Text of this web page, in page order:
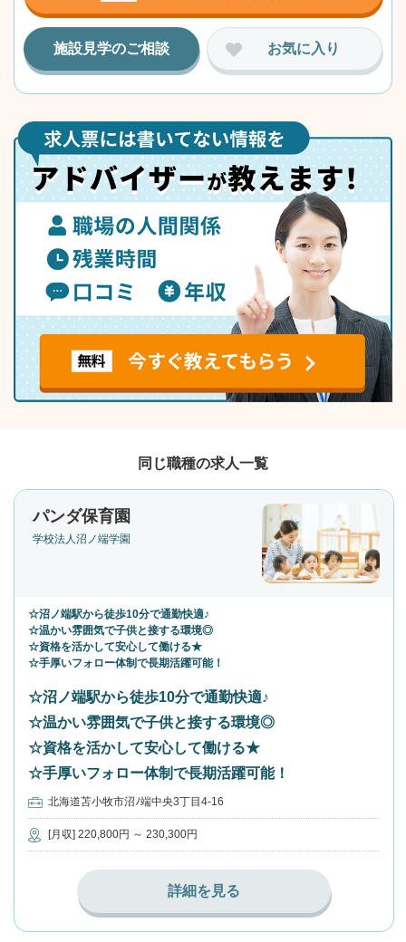
施設見学のご相談 お気に入り
同じ職種の求人一覧
パンダ保育園
学校法人沼ノ端学園
☆沼ノ端駅から徒歩10分で通勤快適♪
☆温かい雰囲気で子供と接する環境◎
☆資格を活かして安心して働ける★
☆手厚いフォロー体制で長期活躍可能！
☆沼ノ端駅から徒歩10分で通勤快適♪
☆温かい雰囲気で子供と接する環境◎
☆資格を活かして安心して働ける★
☆手厚いフォロー体制で長期活躍可能！
北海道苫小牧市沼ﾉ端中央3丁目4-16
[月収] 220,800円 ～ 230,300円
詳細を見る